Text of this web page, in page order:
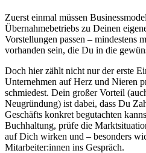
Zuerst einmal müssen
Übernahmebetriebs zu Deinen
Vorstellungen passen – mindestens
vorhanden sein, die Du in die
Doch hier zählt nicht nur der erste
Unternehmen auf Herz und Nieren
schmiedest. Dein großer Vorteil
Neugründung) ist dabei, dass Du
Geschäfts konkret begutachten
Buchhaltung, prüfe die
auf Dich wirken und – besonders
Mitarbeiter:innen ins Gespräch.